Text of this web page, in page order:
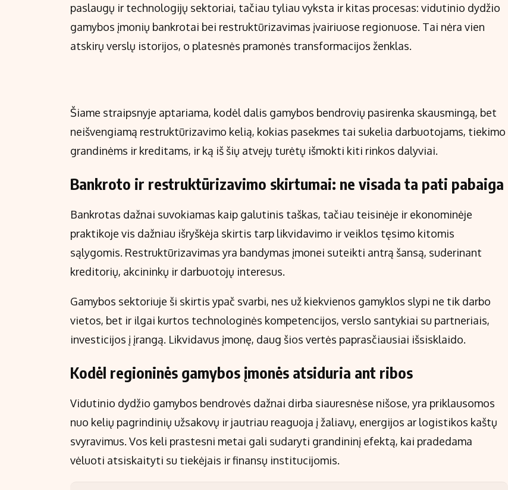
paslaugų ir technologijų sektoriai, tačiau tyliau vyksta ir kitas procesas: vidutinio dydžio
gamybos įmonių bankrotai bei restruktūrizavimas įvairiuose regionuose. Tai nėra vien
atskirų verslų istorijos, o platesnės pramonės transformacijos ženklas.
Šiame straipsnyje aptariama, kodėl dalis gamybos bendrovių pasirenka skausmingą, bet
neišvengiamą restruktūrizavimo kelią, kokias pasekmes tai sukelia darbuotojams, tiekimo
grandinėms ir kreditams, ir ką iš šių atvejų turėtų išmokti kiti rinkos dalyviai.
Bankroto ir restruktūrizavimo skirtumai: ne visada ta pati pabaiga
Bankrotas dažnai suvokiamas kaip galutinis taškas, tačiau teisinėje ir ekonominėje
praktikoje vis dažniau išryškėja skirtis tarp likvidavimo ir veiklos tęsimo kitomis
sąlygomis. Restruktūrizavimas yra bandymas įmonei suteikti antrą šansą, suderinant
kreditorių, akcininkų ir darbuotojų interesus.
Gamybos sektoriuje ši skirtis ypač svarbi, nes už kiekvienos gamyklos slypi ne tik darbo
vietos, bet ir ilgai kurtos technologinės kompetencijos, verslo santykiai su partneriais,
investicijos į įrangą. Likvidavus įmonę, daug šios vertės paprasčiausiai išsisklaido.
Kodėl regioninės gamybos įmonės atsiduria ant ribos
Vidutinio dydžio gamybos bendrovės dažnai dirba siauresnėse nišose, yra priklausomos
nuo kelių pagrindinių užsakovų ir jautriau reaguoja į žaliavų, energijos ar logistikos kaštų
svyravimus. Vos keli prastesni metai gali sudaryti grandininį efektą, kai pradedama
vėluoti atsiskaityti su tiekėjais ir finansų institucijomis.